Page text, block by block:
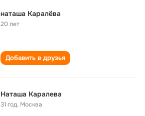
наташа Каралёва
20 лет
Добавить в друзья
Наташа Каралева
31 год, Москва